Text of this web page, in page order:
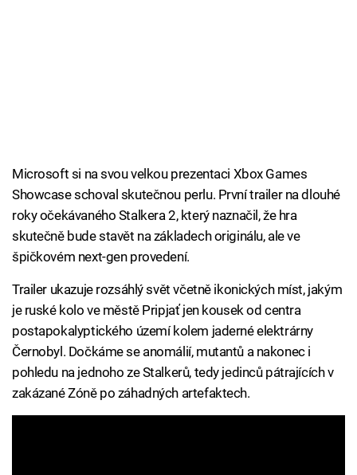
Microsoft si na svou velkou prezentaci Xbox Games
Showcase schoval skutečnou perlu. První trailer na dlouhé
roky očekávaného Stalkera 2, který naznačil, že hra
skutečně bude stavět na základech originálu, ale ve
špičkovém next-gen provedení.
Trailer ukazuje rozsáhlý svět včetně ikonických míst, jakým
je ruské kolo ve městě Pripjať jen kousek od centra
postapokalyptického území kolem jaderné elektrárny
Černobyl. Dočkáme se anomálií, mutantů a nakonec i
pohledu na jednoho ze Stalkerů, tedy jedinců pátrajících v
zakázané Zóně po záhadných artefaktech.